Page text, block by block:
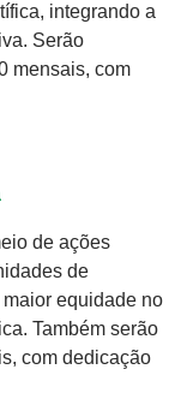
integrando a
Serão
mensais, com
de ações
de
equidade no
Também serão
com dedicação